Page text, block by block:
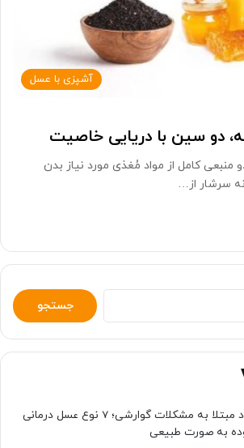
آشپزی با عسل
دو سین با دریایی خاصیت
منبعی کامل از مواد مُغذی مورد نیاز بدن
سرشار از…
جستجو
برای:
بهترین عسل برای افراد مبتلا به مشکلات گوارشی؛ 7 نوع عسل درمانی
به صورت طبیعی